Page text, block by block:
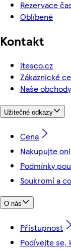
Rezervace
Oblíbené
Kontakt
itesco.cz
Zákaznické
Naše obchody
Užitečné odkazy
Cena
Nakupujte
Podmínky
Soukromí a
O nás
Přístupnost
Podívejte se,